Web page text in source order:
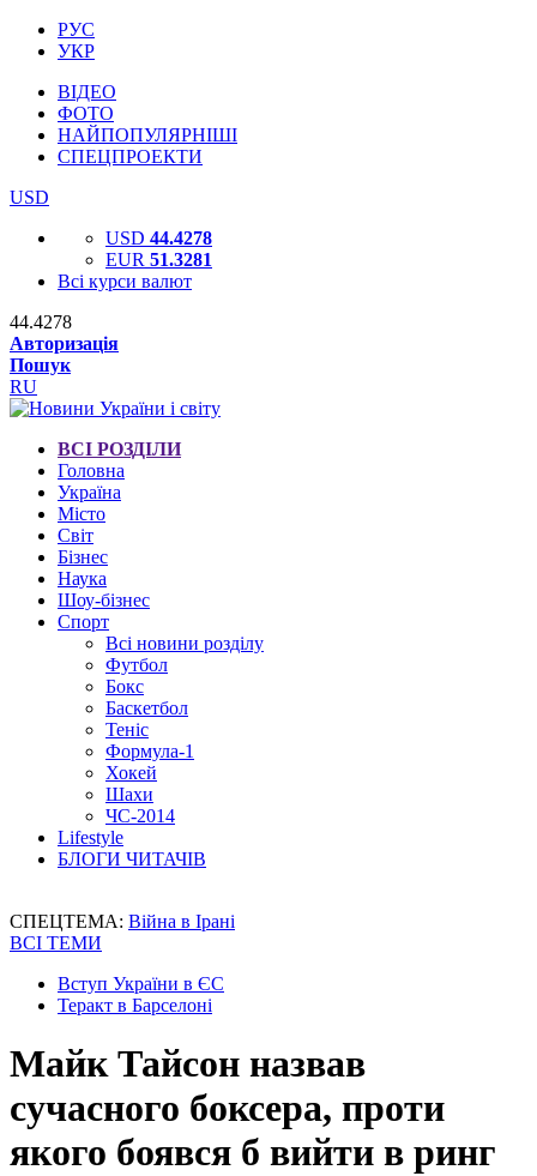
РУС
УКР
ВІДЕО
ФОТО
НАЙПОПУЛЯРНІШІ
СПЕЦПРОЕКТИ
USD
USD 44.4278
EUR 51.3281
Всі курси валют
44.4278
Авторизація
Пошук
RU
ВСІ РОЗДІЛИ
Головна
Україна
Місто
Світ
Бізнес
Наука
Шоу-бізнес
Спорт
Всі новини розділу
Футбол
Бокс
Баскетбол
Теніс
Формула-1
Хокей
Шахи
ЧС-2014
Lifestyle
БЛОГИ ЧИТАЧІВ
СПЕЦТЕМА: Війна в Ірані
ВСІ ТЕМИ
Вступ України в ЄС
Теракт в Барселоні
Майк Тайсон назвав
сучасного боксера, проти
якого боявся б вийти в ринг